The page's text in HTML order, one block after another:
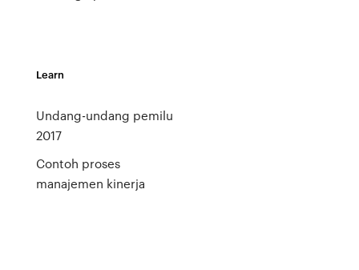
Learn
Undang-undang pemilu
2017
Contoh proses
manajemen kinerja